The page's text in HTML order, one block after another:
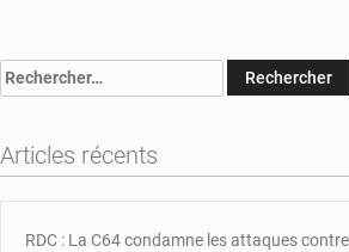
48
civils
45
autres
en
Rechercher :
Articles récents
RDC : La C64 condamne les attaques